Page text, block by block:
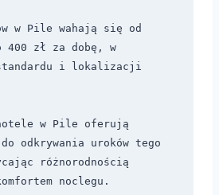
w Pile wahają się od
400 zł za dobę, w
i lokalizacji
hotele w Pile oferują
odkrywania uroków tego
różnorodnością
noclegu.